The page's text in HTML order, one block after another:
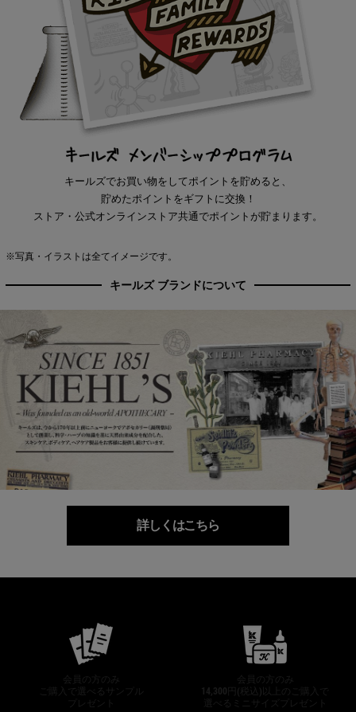
キールズでお買い物をしてポイントを貯めると、
貯めたポイントをギフトに交換！
ストア・公式オンラインストア共通でポイントが貯まります。
※写真・イラストは全てイメージです。
キールズ ブランドについて
詳しくはこちら
会員の方のみ
ご購入で選べるサンプル
会員の方のみ
14,300円(税込)以上のご購入で
選べるミニサイズプレゼント